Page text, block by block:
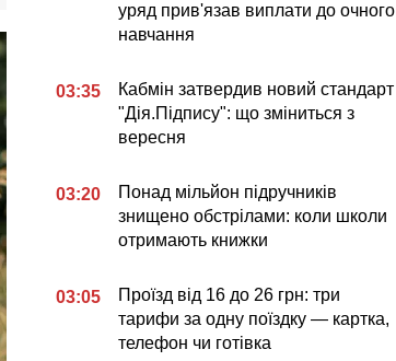
уряд прив'язав виплати до очного
навчання
03:35
Кабмін затвердив новий стандарт
"Дія.Підпису": що зміниться з
вересня
03:20
Понад мільйон підручників
знищено обстрілами: коли школи
отримають книжки
03:05
Проїзд від 16 до 26 грн: три
тарифи за одну поїздку — картка,
телефон чи готівка